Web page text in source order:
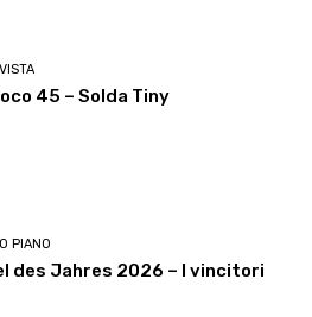
45 – Solda Tiny
PIANO
des Jahres 2026 – I vincitori